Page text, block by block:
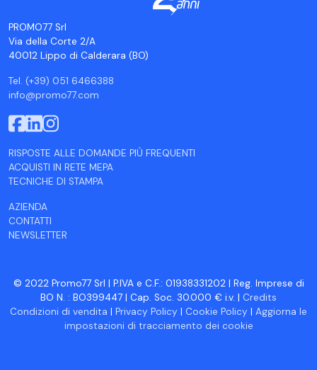
PROMO77 Srl
Via della Corte 2/A
40012 Lippo di Calderara (BO)
Tel. (+39) 051 6466388
info@promo77.com
RISPOSTE ALLE DOMANDE PIÙ FREQUENTI
ACQUISTI IN RETE MEPA
TECNICHE DI STAMPA
AZIENDA
CONTATTI
NEWSLETTER
© 2022 Promo77 Srl | P.IVA e C.F.: 01938331202 | Reg. Imprese di
BO N. : BO399447 | Cap. Soc. 30.000 € i.v. | Credits
Condizioni di vendita | Privacy Policy | Cookie Policy | Aggiorna le
impostazioni di tracciamento dei cookie